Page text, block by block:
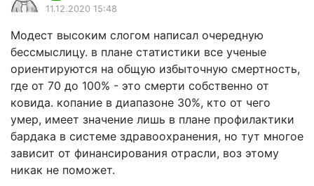
11.12.2020 15:48
Модест высоким слогом написал очередную
бессмыслицу. в плане статистики все ученые
ориентируются на общую избыточную смертность,
где от 70 до 100% - это смерти собственно от
ковида. копание в диапазоне 30%, кто от чего
умер, имеет значение лишь в плане профилактики
бардака в системе здравоохранения, но тут многое
зависит от финансирования отрасли, воз этому
никак не поможет.